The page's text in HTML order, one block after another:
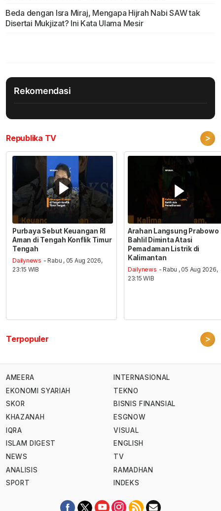
Beda dengan Isra Miraj, Mengapa Hijrah Nabi SAW tak
Disertai Mukjizat? Ini Kata Ulama Mesir
Rekomendasi
Republika TV >
Purbaya Sebut Keuangan RI
Aman di Tengah Konflik Timur
Tengah
Dailynews - Rabu , 05 Aug 2026,
23:15 WIB
Arahan Langsung Prabowo
Bahlil Diminta Atasi
Pemadaman Listrik di
Kalimantan
Dailynews - Rabu , 05 Aug 2026,
23:15 WIB
Terpopuler >
AMEERA
EKONOMI SYARIAH
SKOR
KHAZANAH
IQRA
ISLAM DIGEST
NEWS
ANALISIS
SPORT
INTERNASIONAL
TEKNO
BISNIS FINANSIAL
ESGNOW
VISUAL
ENGLISH
TV
RAMADHAN
INDEKS